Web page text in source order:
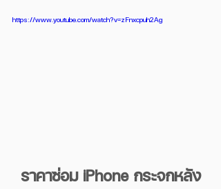
https://www.youtube.com/watch?v=zFnxcpuh2Ag
ราคาซ่อม iPhone กระจกหลัง